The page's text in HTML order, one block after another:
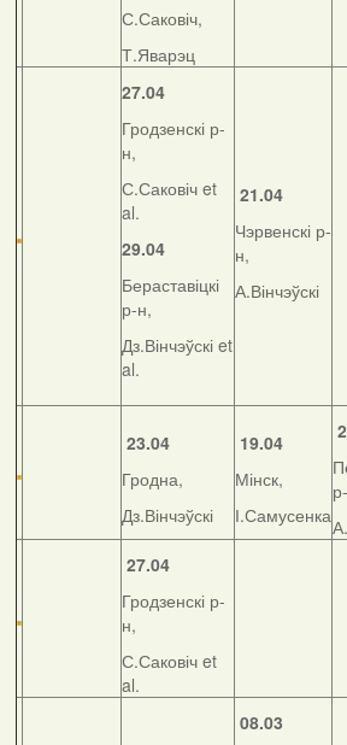
С.Саковіч,
Т.Яварэц
27.04
Гродзенскі р-
н,
С.Саковіч et
al.
29.04
Бераставіцкі
р-н,
Дз.Вінчэўскі et
al.
21.04
Чэрвенскі р-
н,
А.Вінчэўскі
23.04
Гродна,
Дз.Вінчэўскі
19.04
Мінск,
І.Самусенка
27.04
Гродзенскі р-
н,
С.Саковіч et
al.
08.03